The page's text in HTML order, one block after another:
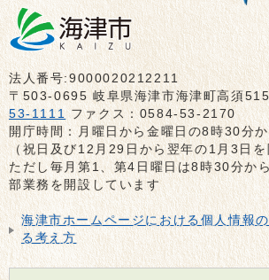
法人番号:9000020212211
〒503-0695 岐阜県海津市海津町高須
53-1111 ファクス：0584-53-2170
開庁時間：月曜日から金曜日の8時30分
（祝日及び12月29日から翌年の1月3日を
ただし毎月第1、第4日曜日は8時30分か
部業務を開設しています
海津市ホームページにおける個人情報
る考え方